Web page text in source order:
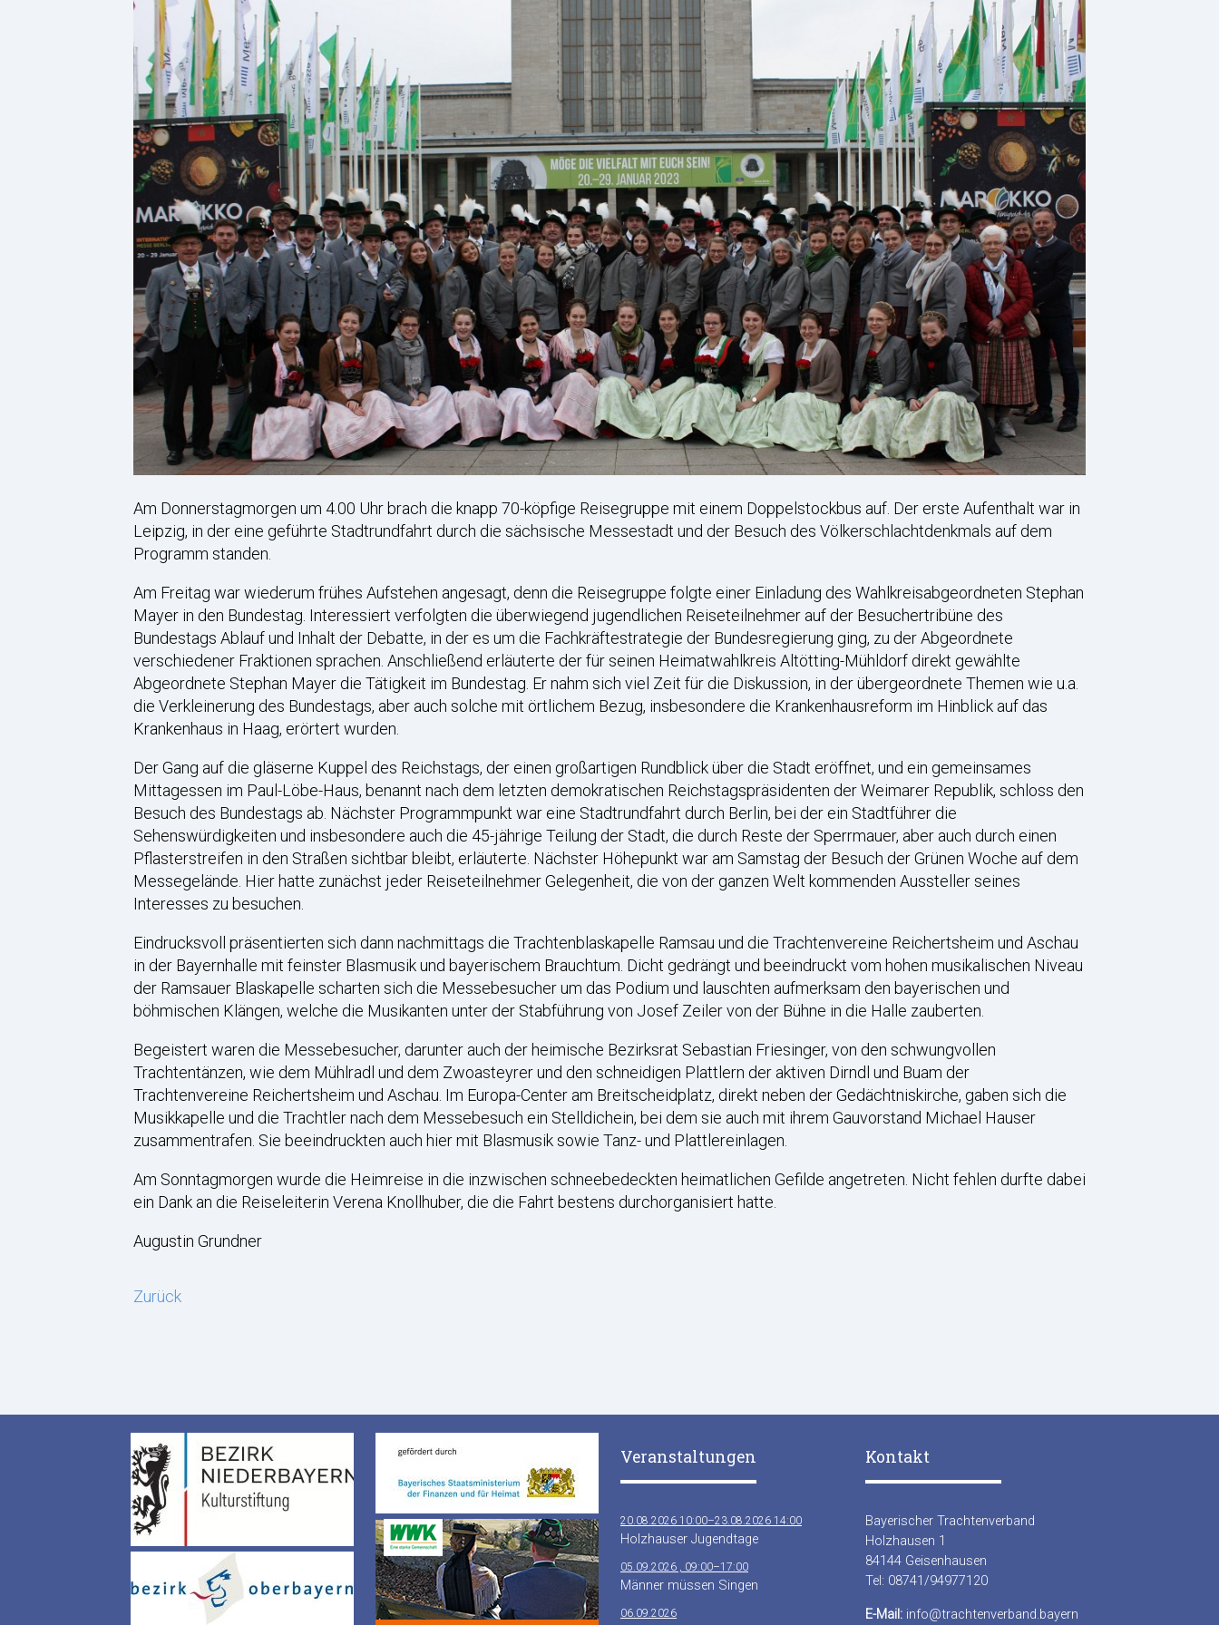
Am Donnerstagmorgen um 4.00 Uhr brach die knapp 70-köpfige Reisegruppe mit einem Doppelstockbus auf. Der erste Aufenthalt war in
Leipzig, in der eine geführte Stadtrundfahrt durch die sächsische Messestadt und der Besuch des Völkerschlachtdenkmals auf dem
Programm standen.
Am Freitag war wiederum frühes Aufstehen angesagt, denn die Reisegruppe folgte einer Einladung des Wahlkreisabgeordneten Stephan
Mayer in den Bundestag. Interessiert verfolgten die überwiegend jugendlichen Reiseteilnehmer auf der Besuchertribüne des
Bundestags Ablauf und Inhalt der Debatte, in der es um die Fachkräftestrategie der Bundesregierung ging, zu der Abgeordnete
verschiedener Fraktionen sprachen. Anschließend erläuterte der für seinen Heimatwahlkreis Altötting-Mühldorf direkt gewählte
Abgeordnete Stephan Mayer die Tätigkeit im Bundestag. Er nahm sich viel Zeit für die Diskussion, in der übergeordnete Themen wie u.a.
die Verkleinerung des Bundestags, aber auch solche mit örtlichem Bezug, insbesondere die Krankenhausreform im Hinblick auf das
Krankenhaus in Haag, erörtert wurden.
Der Gang auf die gläserne Kuppel des Reichstags, der einen großartigen Rundblick über die Stadt eröffnet, und ein gemeinsames
Mittagessen im Paul-Löbe-Haus, benannt nach dem letzten demokratischen Reichstagspräsidenten der Weimarer Republik, schloss den
Besuch des Bundestags ab. Nächster Programmpunkt war eine Stadtrundfahrt durch Berlin, bei der ein Stadtführer die
Sehenswürdigkeiten und insbesondere auch die 45-jährige Teilung der Stadt, die durch Reste der Sperrmauer, aber auch durch einen
Pflasterstreifen in den Straßen sichtbar bleibt, erläuterte. Nächster Höhepunkt war am Samstag der Besuch der Grünen Woche auf dem
Messegelände. Hier hatte zunächst jeder Reiseteilnehmer Gelegenheit, die von der ganzen Welt kommenden Aussteller seines
Interesses zu besuchen.
Eindrucksvoll präsentierten sich dann nachmittags die Trachtenblaskapelle Ramsau und die Trachtenvereine Reichertsheim und Aschau
in der Bayernhalle mit feinster Blasmusik und bayerischem Brauchtum. Dicht gedrängt und beeindruckt vom hohen musikalischen Niveau
der Ramsauer Blaskapelle scharten sich die Messebesucher um das Podium und lauschten aufmerksam den bayerischen und
böhmischen Klängen, welche die Musikanten unter der Stabführung von Josef Zeiler von der Bühne in die Halle zauberten.
Begeistert waren die Messebesucher, darunter auch der heimische Bezirksrat Sebastian Friesinger, von den schwungvollen
Trachtentänzen, wie dem Mühlradl und dem Zwoasteyrer und den schneidigen Plattlern der aktiven Dirndl und Buam der
Trachtenvereine Reichertsheim und Aschau. Im Europa-Center am Breitscheidplatz, direkt neben der Gedächtniskirche, gaben sich die
Musikkapelle und die Trachtler nach dem Messebesuch ein Stelldichein, bei dem sie auch mit ihrem Gauvorstand Michael Hauser
zusammentrafen. Sie beeindruckten auch hier mit Blasmusik sowie Tanz- und Plattlereinlagen.
Am Sonntagmorgen wurde die Heimreise in die inzwischen schneebedeckten heimatlichen Gefilde angetreten. Nicht fehlen durfte dabei
ein Dank an die Reiseleiterin Verena Knollhuber, die die Fahrt bestens durchorganisiert hatte.
Augustin Grundner
Zurück
Veranstaltungen
20.08.2026 10:00–23.08.2026 14:00
Holzhauser Jugendtage
05.09.2026 , 09:00–17:00
Männer müssen Singen
06.09.2026
Kontakt
Bayerischer Trachtenverband
Holzhausen 1
84144 Geisenhausen
Tel: 08741/94977120
E-Mail: info@trachtenverband.bayern